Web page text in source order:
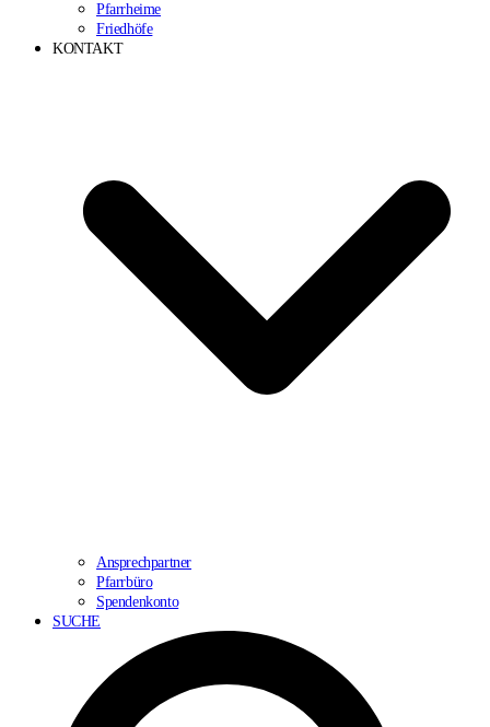
Pfarrheime
Friedhöfe
KONTAKT
Ansprechpartner
Pfarrbüro
Spendenkonto
SUCHE